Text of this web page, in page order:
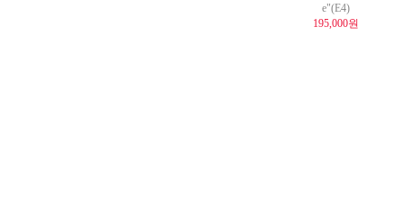
e"(E4)
195,000원